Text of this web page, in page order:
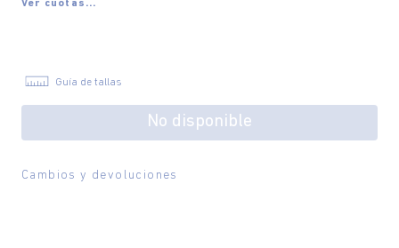
Ver cuotas...
Guía de tallas
No disponible
Cambios y devoluciones